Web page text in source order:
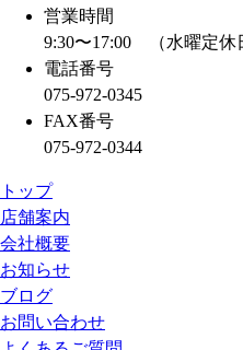
営業時間
9:30〜17:00 （水曜定休
電話番号
075-972-0345
FAX番号
075-972-0344
トップ
店舗案内
会社概要
お知らせ
ブログ
お問い合わせ